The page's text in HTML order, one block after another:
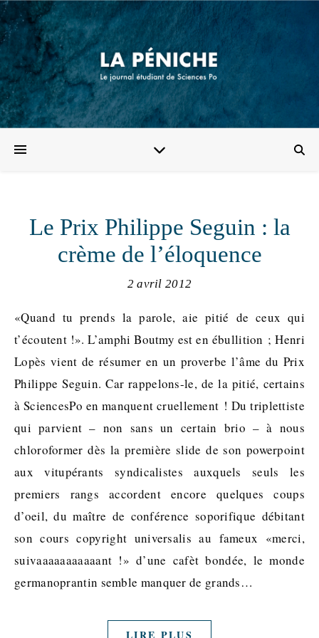
Le Prix Philippe Seguin : la
crème de l’éloquence
2 avril 2012
«Quand tu prends la parole, aie pitié de ceux qui
t’écoutent !». L’amphi Boutmy est en ébullition ; Henri
Lopès vient de résumer en un proverbe l’âme du Prix
Philippe Seguin. Car rappelons-le, de la pitié, certains
à SciencesPo en manquent cruellement ! Du triplettiste
qui parvient – non sans un certain brio – à nous
chloroformer dès la première slide de son powerpoint
aux vitupérants syndicalistes auxquels seuls les
premiers rangs accordent encore quelques coups
d’oeil, du maître de conférence soporifique débitant
son cours copyright universalis au fameux «merci,
suivaaaaaaaaaaant !» d’une cafèt bondée, le monde
germanoprantin semble manquer de grands…
LIRE PLUS